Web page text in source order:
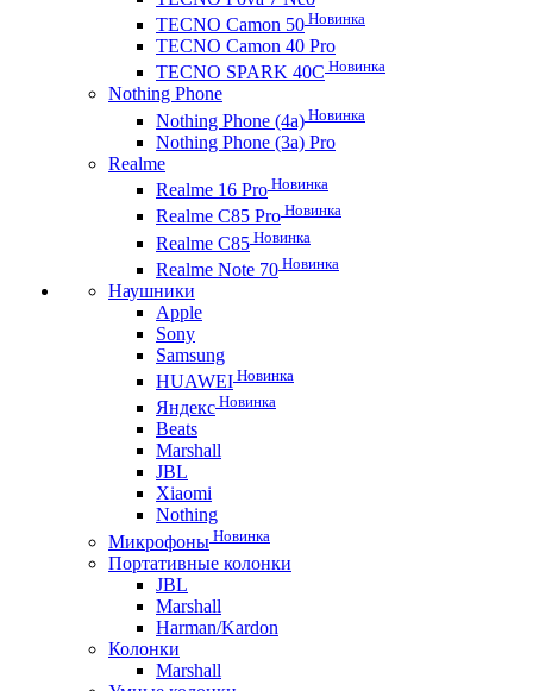
TECNO Camon 50 Новинка
TECNO Camon 40 Pro
TECNO SPARK 40C Новинка
Nothing Phone
Nothing Phone (4a) Новинка
Nothing Phone (3a) Pro
Realme
Realme 16 Pro Новинка
Realme C85 Pro Новинка
Realme C85 Новинка
Realme Note 70 Новинка
Наушники
Apple
Sony
Samsung
HUAWEI Новинка
Яндекс Новинка
Beats
Marshall
JBL
Xiaomi
Nothing
Микрофоны Новинка
Портативные колонки
JBL
Marshall
Harman/Kardon
Колонки
Marshall